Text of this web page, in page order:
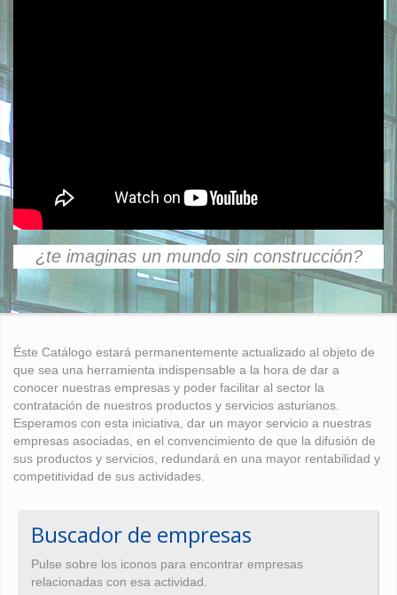
¿te imaginas un mundo sin construcción?
Éste Catálogo estará permanentemente actualizado al objeto de
que sea una herramienta indispensable a la hora de dar a
conocer nuestras empresas y poder facilitar al sector la
contratación de nuestros productos y servicios asturianos.
Esperamos con esta iniciativa, dar un mayor servicio a nuestras
empresas asociadas, en el convencimiento de que la difusión de
sus productos y servicios, redundará en una mayor rentabilidad y
competitividad de sus actividades.
Buscador de empresas
Pulse sobre los iconos para encontrar empresas
relacionadas con esa actividad.